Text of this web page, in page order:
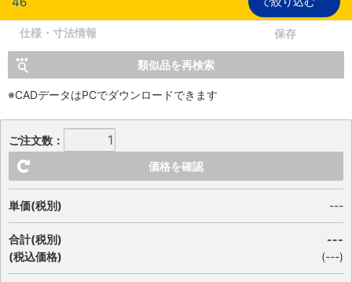
仕様・寸法情報 保存
類似品を再検索
※CADデータはPCでダウンロードできます
ご注文数：
価格を確認
単価(税別) ---
合計(税別)
(税込価格)
---
(---)